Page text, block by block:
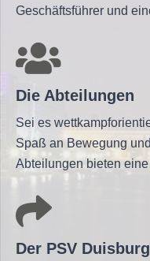
Geschäftsführer und
Die Abteilungen
Sei es
Spaß an Bewegung
Abteilungen bieten
Der PSV Duisburg